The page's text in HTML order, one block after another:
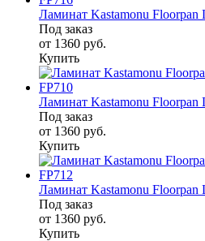
Ламинат Kastamonu
Под заказ
от 1360 руб.
Купить
Ламинат Kastamonu
Под заказ
от 1360 руб.
Купить
Ламинат Kastamonu Floorpan
Под заказ
от 1360 руб.
Купить